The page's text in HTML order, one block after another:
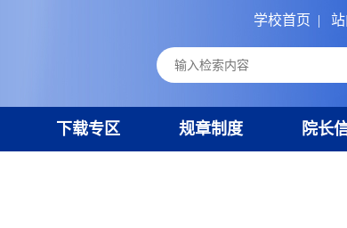
学校首页 |
下载专区 规章制度 院长